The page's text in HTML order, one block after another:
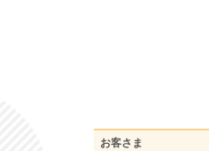
お客さま